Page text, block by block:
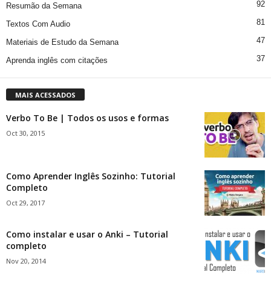
Resumão da Semana 92
Textos Com Audio 81
Materiais de Estudo da Semana 47
Aprenda inglês com citações 37
MAIS ACESSADOS
Verbo To Be | Todos os usos e formas
Oct 30, 2015
Como Aprender Inglês Sozinho: Tutorial
Completo
Oct 29, 2017
Como instalar e usar o Anki – Tutorial
completo
Nov 20, 2014